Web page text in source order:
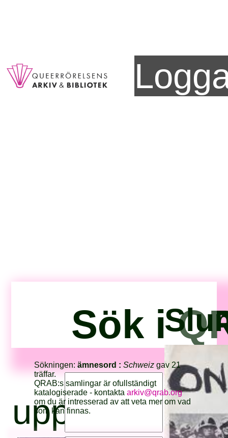
Sök i
Sökningen:ämnesord :Schweiz gav 21
träffar.
QRAB:s samlingar är ofullständigt
katalogiserade - kontaktaarkiv@qrab.org
om du är intresserad av att veta mer om vad
som kan finnas.